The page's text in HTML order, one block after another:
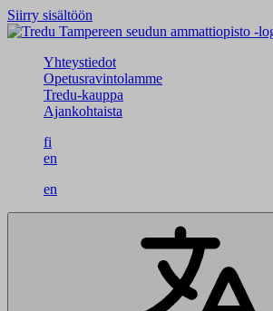
Siirry sisältöön
Yhteystiedot
Opetusravintolamme
Tredu-kauppa
Ajankohtaista
fi
en
en